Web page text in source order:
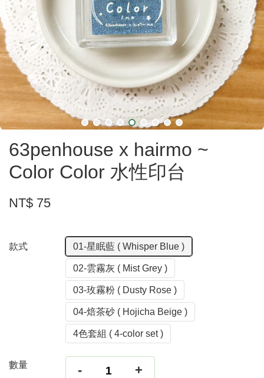
63penhouse x hairmo ~
Color Color 水性印台
NT$ 75
款式 01-星眠藍 ( Whisper Blue )
02-雲霧灰 ( Mist Grey )
03-玫霧粉 ( Dusty Rose )
04-焙茶砂 ( Hojicha Beige )
4色套組 ( 4-color set )
數量 - +